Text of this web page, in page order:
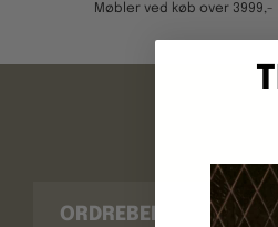
Møbler ved køb over 3999,-
ORDREBEKRÆFTELSE